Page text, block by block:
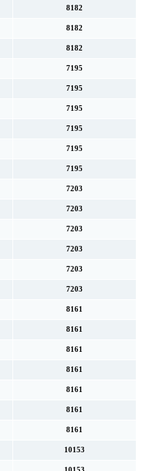
8182
8182
8182
7195
7195
7195
7195
7195
7195
7203
7203
7203
7203
7203
7203
8161
8161
8161
8161
8161
8161
8161
10153